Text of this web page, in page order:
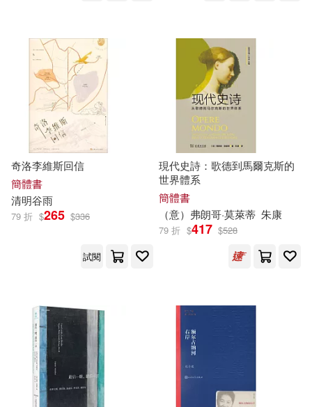
(意)馬基雅維利(4)
(日)田中芳樹(4)
(英)柯南‧道爾(4)
(英)霍布斯(4) A. C.Doyle(4)
[英]赫伯特·喬治·威爾斯（Herbert G
eorge Wells）(4)
《提升數學能力讀本》編輯部(4)
上海財經大學出版社(19)
九州出版社(19)
人民音樂出版社(19) 博碩(19)
大樂文化(19)
時代文藝出版社(19)
ICA Classics(18)
中國少年兒童出版社(18)
北京理工大學出版社(18)
北京郵電大學出版社(18)
奇洛李維斯回信
簡體書
清明谷雨
79 折 $265 $336
試閱
現代史詩：歌德到馬爾克斯的
世界體系
簡體書
（意）弗朗哥·莫萊蒂 朱康
79 折 $417 $528